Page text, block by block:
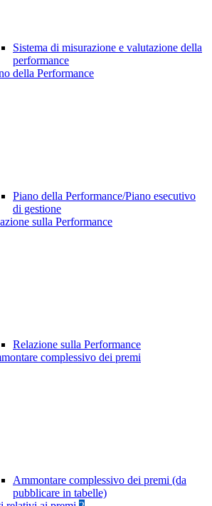
Sistema di misurazione e valutazione della
performance
della Performance
Piano della Performance/Piano esecutivo
di gestione
sulla Performance
Relazione sulla Performance
complessivo dei premi
Ammontare complessivo dei premi (da
pubblicare in tabelle)